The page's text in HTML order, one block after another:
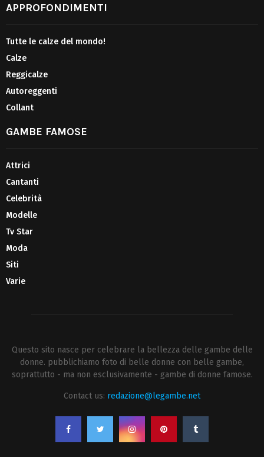
APPROFONDIMENTI
Tutte le calze del mondo!
Calze
Reggicalze
Autoreggenti
Collant
GAMBE FAMOSE
Attrici
Cantanti
Celebrità
Modelle
Tv Star
Moda
Siti
Varie
Questo sito nasce per celebrare la bellezza delle gambe delle
donne. pubblichiamo foto di belle donne con belle gambe,
soprattutto - ma non esclusivamente - gambe di donne famose.
Contact us: redazione@legambe.net